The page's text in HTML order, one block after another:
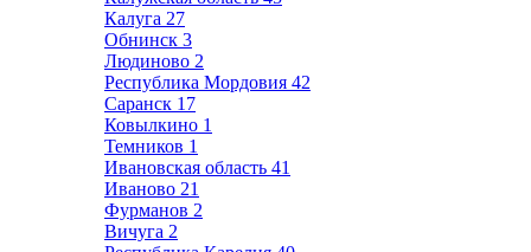
Калуга 27
Обнинск 3
Людиново 2
Республика Мордовия 42
Саранск 17
Ковылкино 1
Темников 1
Ивановская область 41
Иваново 21
Фурманов 2
Вичуга 2